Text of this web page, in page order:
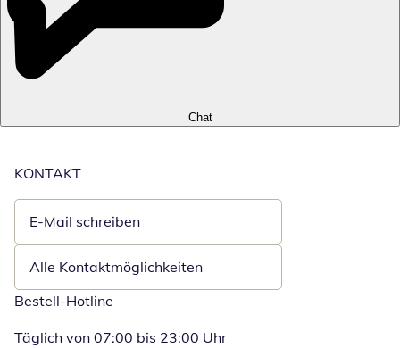
Chat
KONTAKT
E-Mail schreiben
Öffnet E-Mail-Client
Alle Kontaktmöglichkeiten
Bestell-Hotline
Täglich von 07:00 bis 23:00 Uhr